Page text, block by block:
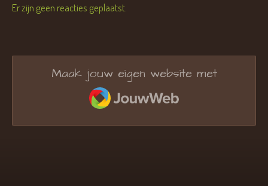
Er zijn geen reacties geplaatst.
Maak jouw eigen website met
JouwWeb